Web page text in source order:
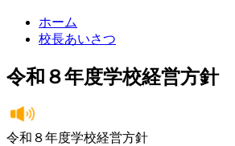
ホーム
校長あいさつ
令和８年度学校経営方針
令和８年度学校経営方針